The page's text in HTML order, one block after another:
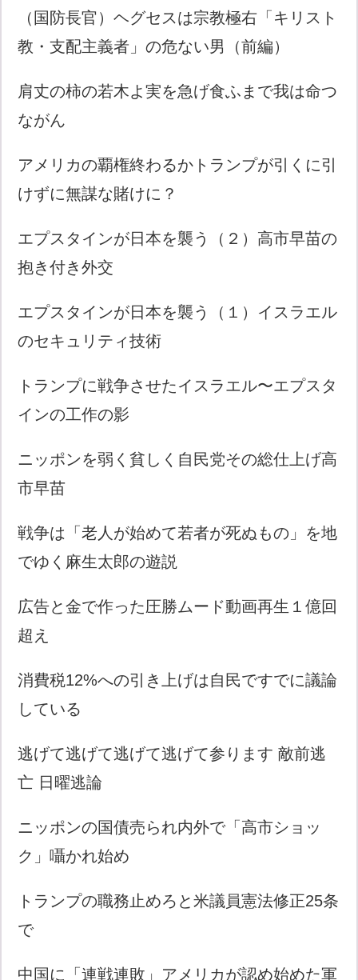
（国防長官）ヘグセスは宗教極右「キリスト
教・支配主義者」の危ない男（前編）
肩丈の柿の若木よ実を急げ食ふまで我は命つ
ながん
アメリカの覇権終わるかトランプが引くに引
けずに無謀な賭けに？
エプスタインが日本を襲う（２）高市早苗の
抱き付き外交
エプスタインが日本を襲う（１）イスラエル
のセキュリティ技術
トランプに戦争させたイスラエル〜エプスタ
インの工作の影
ニッポンを弱く貧しく自民党その総仕上げ高
市早苗
戦争は「老人が始めて若者が死ぬもの」を地
でゆく麻生太郎の遊説
広告と金で作った圧勝ムード動画再生１億回
超え
消費税12%への引き上げは自民ですでに議論
している
逃げて逃げて逃げて逃げて参ります 敵前逃
亡 日曜逃論
ニッポンの国債売られ内外で「高市ショッ
ク」囁かれ始め
トランプの職務止めろと米議員憲法修正25条
で
中国に「連戦連敗」アメリカが認め始めた軍